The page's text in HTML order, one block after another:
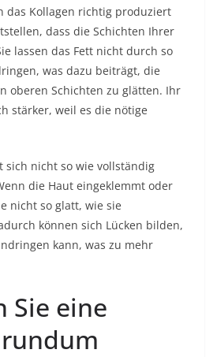
das Kollagen richtig produziert
dass die Schichten Ihrer
lassen das Fett nicht durch so
was dazu beiträgt, die
oberen Schichten zu glätten. Ihr
stärker, weil es die nötige
sich nicht so wie vollständig
die Haut eingeklemmt oder
nicht so glatt, wie sie
können sich Lücken bilden,
kann, was zu mehr
Sie eine